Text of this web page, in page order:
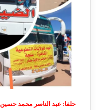
حلفا: عبد الناصر محمد حسين